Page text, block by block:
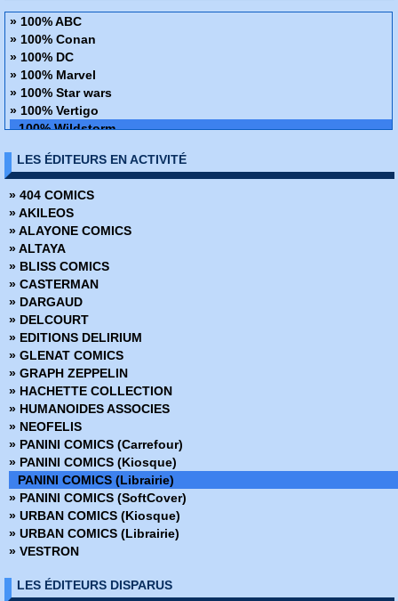
» 100% ABC
» 100% Conan
» 100% DC
» 100% Marvel
» 100% Star wars
» 100% Vertigo
100% Wildstorm
» ABC Deluxe
» Alien
» Amazing Fantasy
» Avengers - La collection anniversaire
» AWA Studios
» Best Comics
» Best of Marvel
» Best Sellers
» Black, White & Blood
» Boom Studios
» Buffy contre les vampires
» Buffy contre les vampires Saison 8
» Coffret Panini Comics
» Collection inconnue
» Conan (2009)
» Conan Colossal
» Conan le barbare (2019)
» Conan le barbare (2024)
» Dark Horse
» Dark Side
» DC Absolute
» DC Anthologie
» DC Archives
» DC Cult
LES ÉDITEURS EN ACTIVITÉ
» 404 COMICS
» AKILEOS
» ALAYONE COMICS
» ALTAYA
» BLISS COMICS
» CASTERMAN
» DARGAUD
» DELCOURT
» EDITIONS DELIRIUM
» GLENAT COMICS
» GRAPH ZEPPELIN
» HACHETTE COLLECTION
» HUMANOIDES ASSOCIES
» NEOFELIS
» PANINI COMICS (Carrefour)
» PANINI COMICS (Kiosque)
PANINI COMICS (Librairie)
» PANINI COMICS (SoftCover)
» URBAN COMICS (Kiosque)
» URBAN COMICS (Librairie)
» VESTRON
LES ÉDITEURS DISPARUS